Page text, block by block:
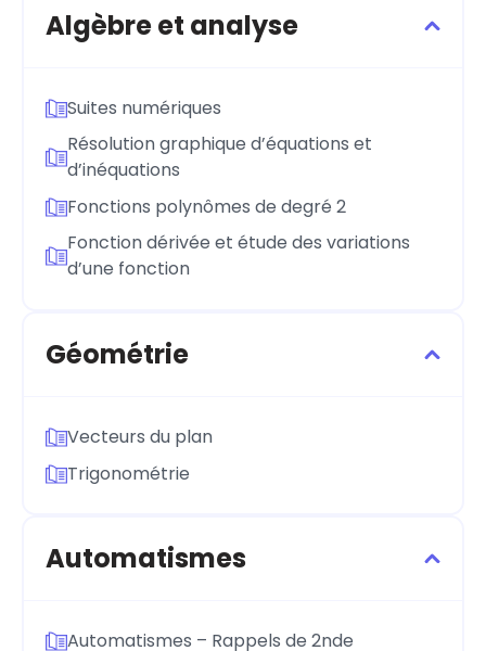
Algèbre et analyse
Suites numériques
Résolution graphique d’équations et
d’inéquations
Fonctions polynômes de degré 2
Fonction dérivée et étude des variations
d’une fonction
Géométrie
Vecteurs du plan
Trigonométrie
Automatismes
Automatismes – Rappels de 2nde